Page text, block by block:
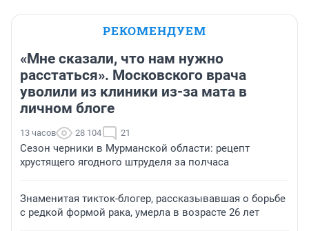
РЕКОМЕНДУЕМ
«Мне сказали, что нам нужно
расстаться». Московского врача
уволили из клиники из-за мата в
личном блоге
13 часов 28 104 21
Сезон черники в Мурманской области: рецепт
хрустящего ягодного штруделя за полчаса
Знаменитая тикток-блогер, рассказывавшая о борьбе
с редкой формой рака, умерла в возрасте 26 лет